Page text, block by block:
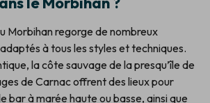
Morbihan regorge de nombreux
à tous les styles et techniques.
la côte sauvage de la presqu’île de
de Carnac offrent des lieux pour
bar à marée haute ou basse, ainsi que